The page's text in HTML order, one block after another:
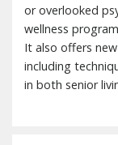
or overlooked
wellness
It also offers
including
in both senior